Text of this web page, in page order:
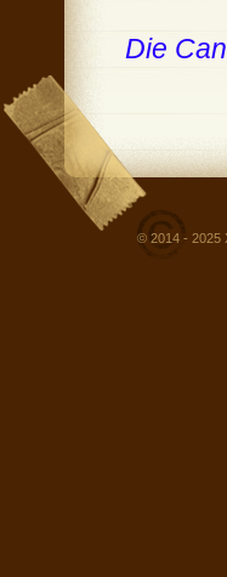
Die
© 2014 - 2025